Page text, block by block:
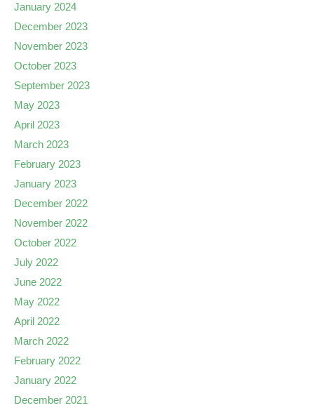
January 2024
December 2023
November 2023
October 2023
September 2023
May 2023
April 2023
March 2023
February 2023
January 2023
December 2022
November 2022
October 2022
July 2022
June 2022
May 2022
April 2022
March 2022
February 2022
January 2022
December 2021